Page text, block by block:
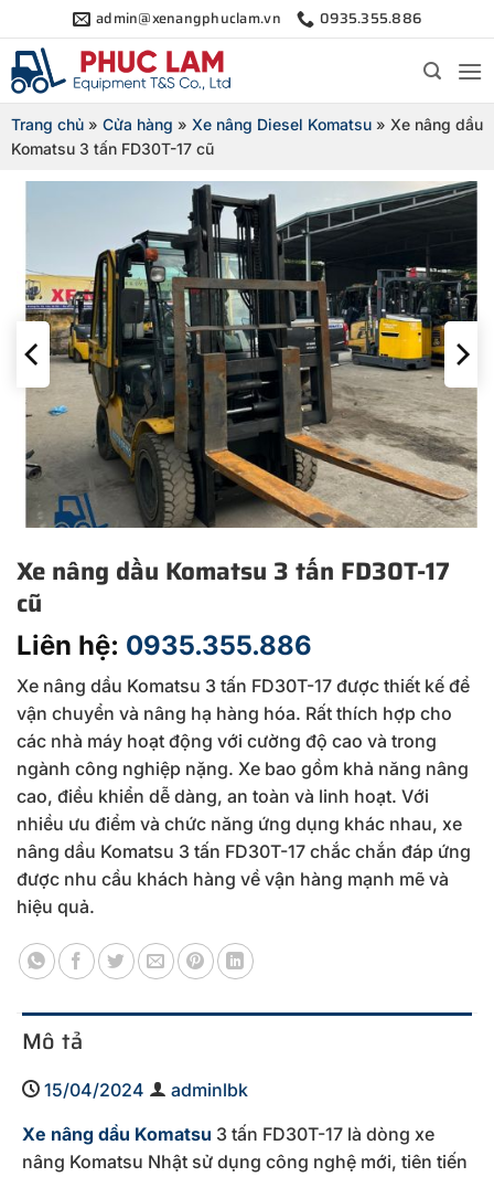
qua
nội
dung
admin@xenangphuclam.vn 0935.355.886
Trang chủ » Cửa hàng » Xe nâng Diesel Komatsu » Xe nâng dầu
Komatsu 3 tấn FD30T-17 cũ
Xe nâng dầu Komatsu 3 tấn FD30T-17
cũ
Liên hệ: 0935.355.886
Xe nâng dầu Komatsu 3 tấn FD30T-17 được thiết kế để
vận chuyển và nâng hạ hàng hóa. Rất thích hợp cho
các nhà máy hoạt động với cường độ cao và trong
ngành công nghiệp nặng. Xe bao gồm khả năng nâng
cao, điều khiển dễ dàng, an toàn và linh hoạt. Với
nhiều ưu điểm và chức năng ứng dụng khác nhau, xe
nâng dầu Komatsu 3 tấn FD30T-17 chắc chắn đáp ứng
được nhu cầu khách hàng về vận hàng mạnh mẽ và
hiệu quả.
Mô tả
15/04/2024
adminlbk
Xe nâng dầu Komatsu 3 tấn FD30T-17 là dòng xe
nâng Komatsu Nhật sử dụng công nghệ mới, tiên tiến